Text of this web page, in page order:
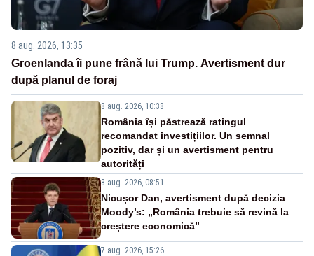
8 aug. 2026, 13:35
Groenlanda îi pune frână lui Trump. Avertisment dur
după planul de foraj
8 aug. 2026, 10:38
România își păstrează ratingul
recomandat investițiilor. Un semnal
pozitiv, dar și un avertisment pentru
autorități
8 aug. 2026, 08:51
Nicușor Dan, avertisment după decizia
Moody’s: „România trebuie să revină la
creștere economică”
7 aug. 2026, 15:26